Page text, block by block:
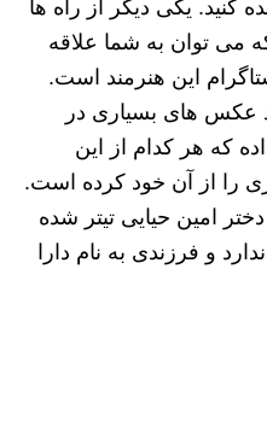
کنید. یکی دیگر از راه ها
می توان به شما علاقه
این هنرمند است.
عکس های بسیاری در
که هر کدام از این
را از آن خود کرده است.
امین حیایی تیتر شده
و فرزندی به نام دارا